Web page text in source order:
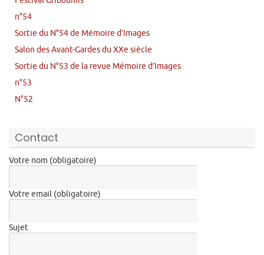
n°54
Sortie du N°54 de Mémoire d’Images
Salon des Avant-Gardes du XXe siècle
Sortie du N°53 de la revue Mémoire d’Images
n°53
N°52
Contact
Votre nom (obligatoire)
Votre email (obligatoire)
Sujet